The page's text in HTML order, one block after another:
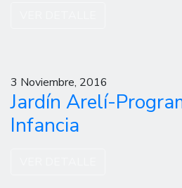
3 Noviembre, 2016
Jardín Arelí-
Infancia